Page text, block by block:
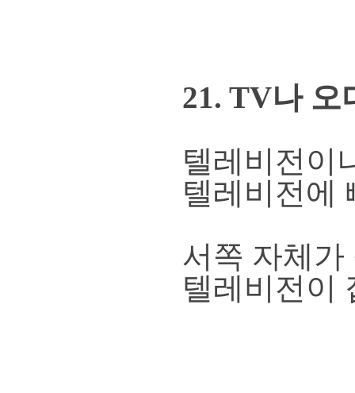
21. TV나 오
텔레비전이
텔레비전에
서쪽 자체
텔레비전이